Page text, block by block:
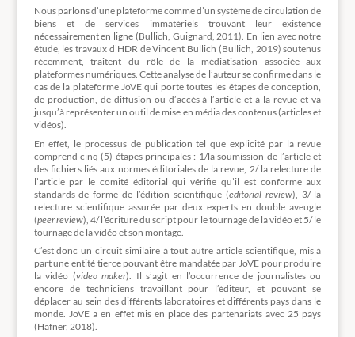
Nous parlons d’une plateforme comme d’un système de circulation de
biens et de services immatériels trouvant leur existence
nécessairement en ligne (Bullich, Guignard, 2011). En lien avec notre
étude, les travaux d’HDR de Vincent Bullich (Bullich, 2019) soutenus
récemment, traitent du rôle de la médiatisation associée aux
plateformes numériques. Cette analyse de l’auteur se confirme dans le
cas de la plateforme JoVE qui porte toutes les étapes de conception,
de production, de diffusion ou d’accès à l’article et à la revue et va
jusqu’à représenter un outil de mise en média des contenus (articles et
vidéos).
En effet, le processus de publication tel que explicité par la revue
comprend cinq (5) étapes principales : 1/la soumission de l’article et
des fichiers liés aux normes éditoriales de la revue, 2/ la relecture de
l’article par le comité éditorial qui vérifie qu’il est conforme aux
standards de forme de l’édition scientifique (editorial review), 3/ la
relecture scientifique assurée par deux experts en double aveugle
(peer review), 4/ l’écriture du script pour le tournage de la vidéo et 5/ le
tournage de la vidéo et son montage.
C’est donc un circuit similaire à tout autre article scientifique, mis à
part une entité tierce pouvant être mandatée par JoVE pour produire
la vidéo (video maker). Il s’agit en l’occurrence de journalistes ou
encore de techniciens travaillant pour l’éditeur, et pouvant se
déplacer au sein des différents laboratoires et différents pays dans le
monde. JoVE a en effet mis en place des partenariats avec 25 pays
(Hafner, 2018).